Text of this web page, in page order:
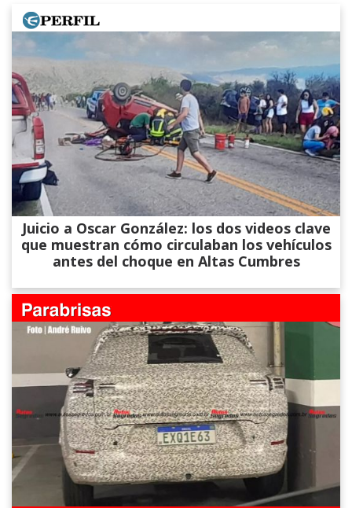
Juicio a Oscar González: los dos videos clave
que muestran cómo circulaban los vehículos
antes del choque en Altas Cumbres